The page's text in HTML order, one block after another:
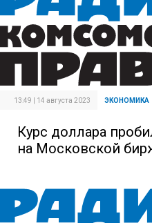
13:49 | 14 августа 2023 ЭКОНОМИКА
Курс доллара
на Московской